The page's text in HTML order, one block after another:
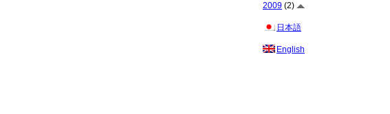
2009 (2)
日本語
English